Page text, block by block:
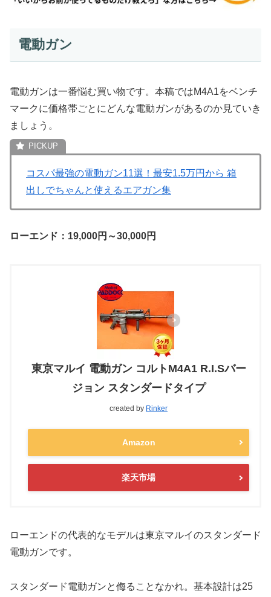
電動ガン
電動ガンは一番悩む買い物です。本稿ではM4A1をベンチ
マークに価格帯ごとにどんな電動ガンがあるのか見ていき
ましょう。
コスパ最強の電動ガン11選！最安1.5万円から 箱
出しでちゃんと使えるエアガン集
ローエンド：19,000円～30,000円
東京マルイ 電動ガン コルトM4A1 R.I.Sバー
ジョン スタンダードタイプ
created by Rinker
Amazon
楽天市場
ローエンドの代表的なモデルは東京マルイのスタンダード
電動ガンです。
スタンダード電動ガンと侮ることなかれ。基本設計は25